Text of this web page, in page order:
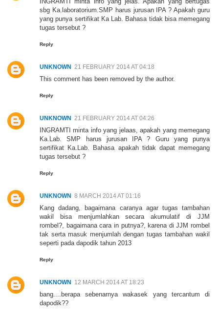
sbg Ka.laboratorium.SMP harus jurusan IPA ? Apakah guru
yang punya sertifikat Ka Lab. Bahasa tidak bisa memegang
tugas tersebut ?
Reply
UNKNOWN 21 FEBRUARY 2014 AT 04:18
This comment has been removed by the author.
Reply
UNKNOWN 21 FEBRUARY 2014 AT 04:26
INGRAMTI minta info yang jelaas, apakah yang memegang
Ka.Lab. SMP harus jurusan IPA ? Guru yang punya
sertifikat Ka.Lab. Bahasa apakah tidak dapat memegang
tugas tersebut ?
Reply
UNKNOWN 8 MARCH 2014 AT 01:16
Kang dadang, bagaimana caranya agar tugas tambahan
wakil bisa menjumlahkan secara akumulatif di JJM
rombel?, bagaimana cara in putnya?, karena di JJM rombel
tak serta masuk menjumlah dengan tugas tambahan wakil
seperti pada dapodik tahun 2013
Reply
UNKNOWN 12 MARCH 2014 AT 18:23
bang....berapa sebenarnya wakasek yang tercantum di
dapodik??